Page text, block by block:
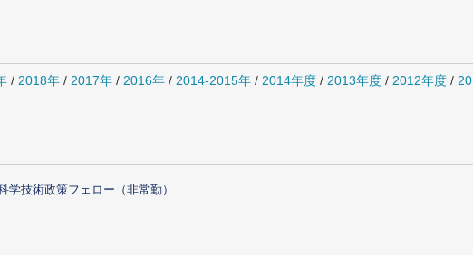
/ 2018年 / 2017年 / 2016年 / 2014-2015年 / 2014年度 / 2013年度 / 2012年度 /
技術政策フェロー（非常勤）